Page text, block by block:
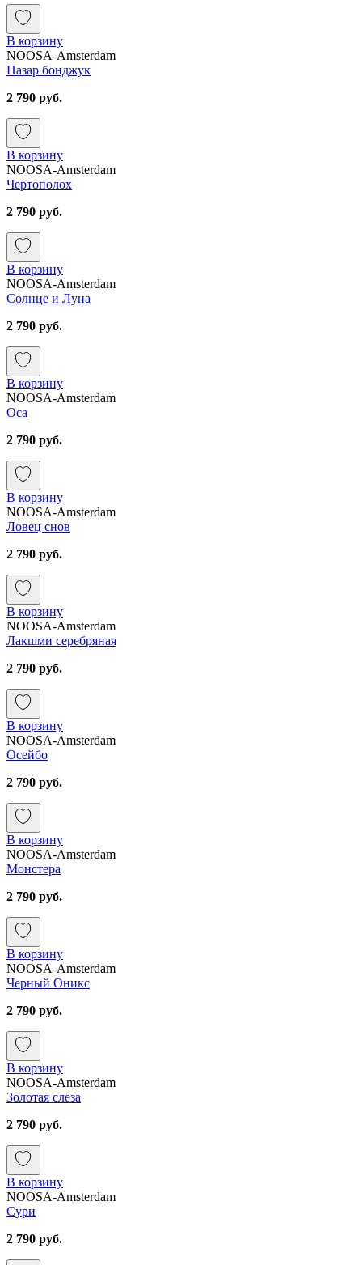
В корзину
NOOSA-Amsterdam
Назар бонджук
2 790 руб.
В корзину
NOOSA-Amsterdam
Чертополох
2 790 руб.
В корзину
NOOSA-Amsterdam
Солнце и Луна
2 790 руб.
В корзину
NOOSA-Amsterdam
Оса
2 790 руб.
В корзину
NOOSA-Amsterdam
Ловец снов
2 790 руб.
В корзину
NOOSA-Amsterdam
Лакшми серебряная
2 790 руб.
В корзину
NOOSA-Amsterdam
Осейбо
2 790 руб.
В корзину
NOOSA-Amsterdam
Монстера
2 790 руб.
В корзину
NOOSA-Amsterdam
Черный Оникс
2 790 руб.
В корзину
NOOSA-Amsterdam
Золотая слеза
2 790 руб.
В корзину
NOOSA-Amsterdam
Сури
2 790 руб.